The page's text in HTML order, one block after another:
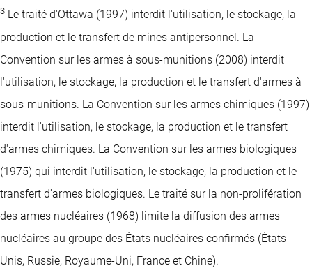
3 Le traité d'Ottawa (1997) interdit l'utilisation, le stockage, la
production et le transfert de mines antipersonnel. La
Convention sur les armes à sous-munitions (2008) interdit
l'utilisation, le stockage, la production et le transfert d'armes à
sous-munitions. La Convention sur les armes chimiques (1997)
interdit l'utilisation, le stockage, la production et le transfert
d'armes chimiques. La Convention sur les armes biologiques
(1975) qui interdit l'utilisation, le stockage, la production et le
transfert d'armes biologiques. Le traité sur la non-prolifération
des armes nucléaires (1968) limite la diffusion des armes
nucléaires au groupe des États nucléaires confirmés (États-
Unis, Russie, Royaume-Uni, France et Chine).